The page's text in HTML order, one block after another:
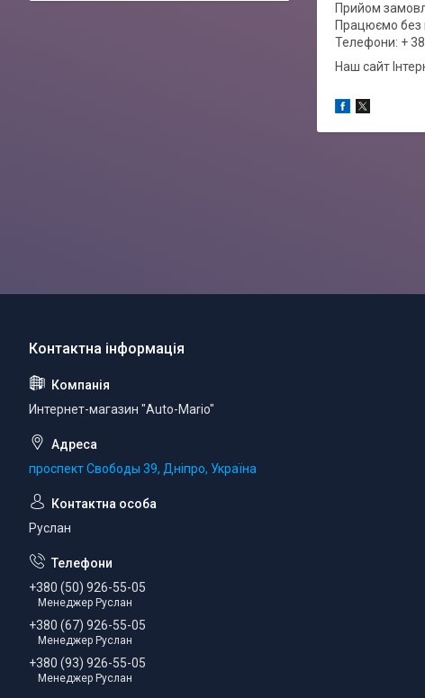
Прийом
Працюємо без
Телефони: +
Наш сайт
Интернет-магазин "Auto-Mario"
проспект Свободы 39, Дніпро, Україна
Руслан
+380 (50) 926-55-05
Менеджер Руслан
+380 (67) 926-55-05
Менеджер Руслан
+380 (93) 926-55-05
Менеджер Руслан